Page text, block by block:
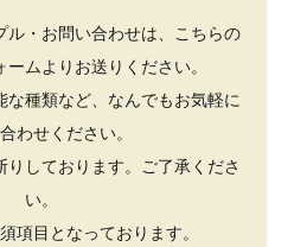
ル・お問い合わせは、こちらの
ムよりお送りください。
な種類など、なんでもお気軽に
わせください。
しております。ご了承くださ
い。
項目となっております。